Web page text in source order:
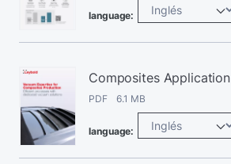
language:
Composites Application
PDF 6.1 MB
language: